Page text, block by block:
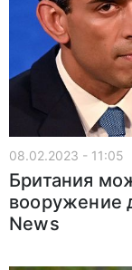
08.02.2023 - 11:05
Британия
вооружение
News